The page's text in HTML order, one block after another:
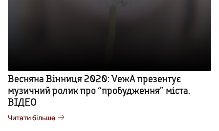
Весняна Вінниця 2020: VежА презентує
музичний ролик про “пробудження” міста.
ВІДЕО
Читати більше